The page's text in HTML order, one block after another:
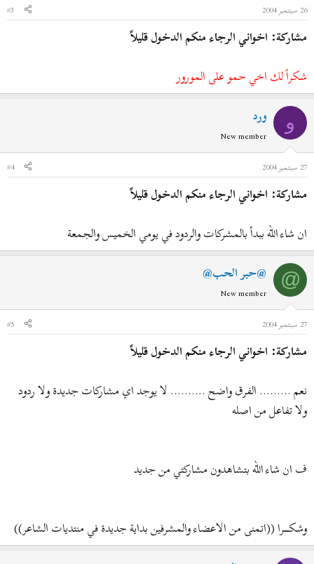
26 سبتمبر 2004
#3
مشاركة: اخواني الرجاء منكم الدخول قليلاً
شكراً لك اخي حمو على المورور
و ورد
New member
27 سبتمبر 2004
#4
مشاركة: اخواني الرجاء منكم الدخول قليلاً
ان شاء الله ببدأ بالمشركات والردود في يومي الخميس والجمعة
@ @حبر الحب@
New member
27 سبتمبر 2004
#5
مشاركة: اخواني الرجاء منكم الدخول قليلاً
نعم ......... الفرق واضح .......... لا يوجد اي مشاركات جديدة ولا ردود
ولا تفاعل من اصله
ف ان شاء الله بتشاهدون مشاركتي من جديد
وشكـــــــرا ((اتمنى من الاعضاء والمشرفين بداية جديدة في منتديات الشاعر))